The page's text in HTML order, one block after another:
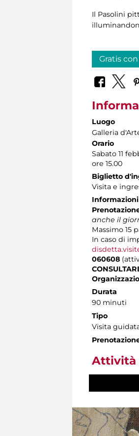
Il Pasolini
Gratis
Luogo
Galleria
Orario
Sabato 11
ore 15.00
Biglietto
Visita e
Informazioni
anche il
Massimo 15
In caso di
060608
Durata
90 minuti
Tipo
Visita
Attività